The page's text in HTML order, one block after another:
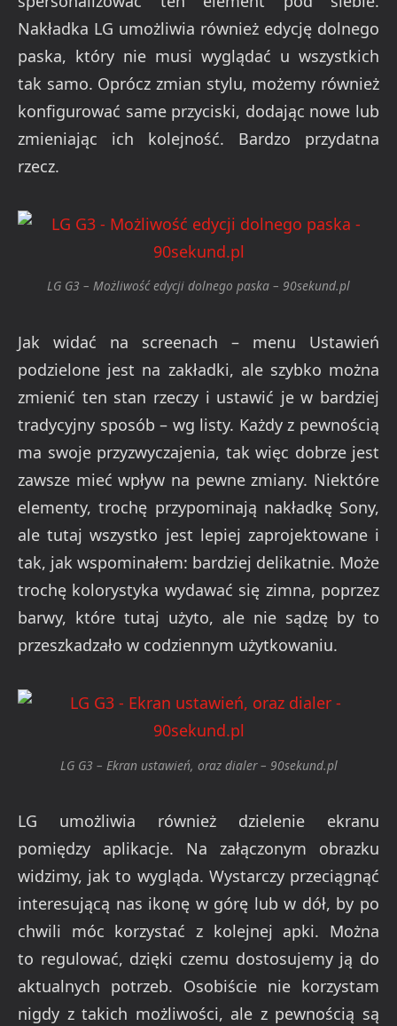
Nakładka LG umożliwia również edycję dolnego
paska, który nie musi wyglądać u wszystkich
tak samo. Oprócz zmian stylu, możemy również
konfigurować same przyciski, dodając nowe lub
zmieniając ich kolejność. Bardzo przydatna
rzecz.
LG G3 – Możliwość edycji dolnego paska – 90sekund.pl
Jak widać na screenach – menu Ustawień
podzielone jest na zakładki, ale szybko można
zmienić ten stan rzeczy i ustawić je w bardziej
tradycyjny sposób – wg listy. Każdy z pewnością
ma swoje przyzwyczajenia, tak więc dobrze jest
zawsze mieć wpływ na pewne zmiany. Niektóre
elementy, trochę przypominają nakładkę Sony,
ale tutaj wszystko jest lepiej zaprojektowane i
tak, jak wspominałem: bardziej delikatnie. Może
trochę kolorystyka wydawać się zimna, poprzez
barwy, które tutaj użyto, ale nie sądzę by to
przeszkadzało w codziennym użytkowaniu.
LG G3 – Ekran ustawień, oraz dialer – 90sekund.pl
LG umożliwia również dzielenie ekranu
pomiędzy aplikacje. Na załączonym obrazku
widzimy, jak to wygląda. Wystarczy przeciągnąć
interesującą nas ikonę w górę lub w dół, by po
chwili móc korzystać z kolejnej apki. Można
to regulować, dzięki czemu dostosujemy ją do
aktualnych potrzeb. Osobiście nie korzystam
nigdy z takich możliwości, ale z pewnością są